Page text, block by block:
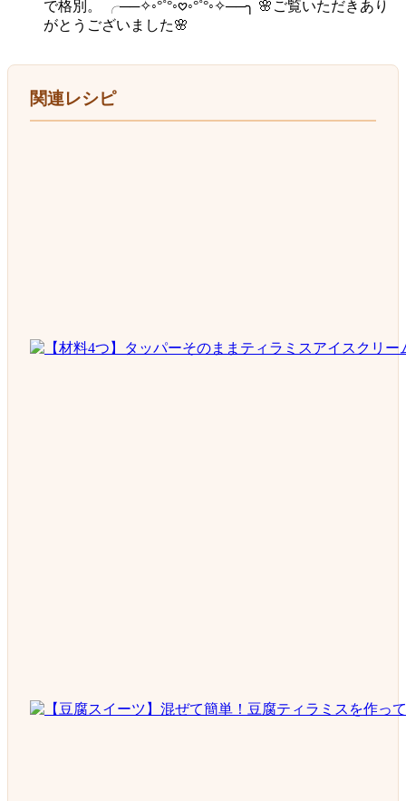
で格別。 ╭──✧◦°˚°◦𖹭◦°˚°◦✧──╮ 🌸ご覧いただきあり
がとうございました🌸
関連レシピ